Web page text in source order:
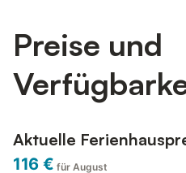
Preise und
Aktuelle
116 € für August